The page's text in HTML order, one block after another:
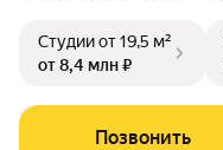
Студииот 19,5 м²
от 8,4 млн ₽
Позвонить